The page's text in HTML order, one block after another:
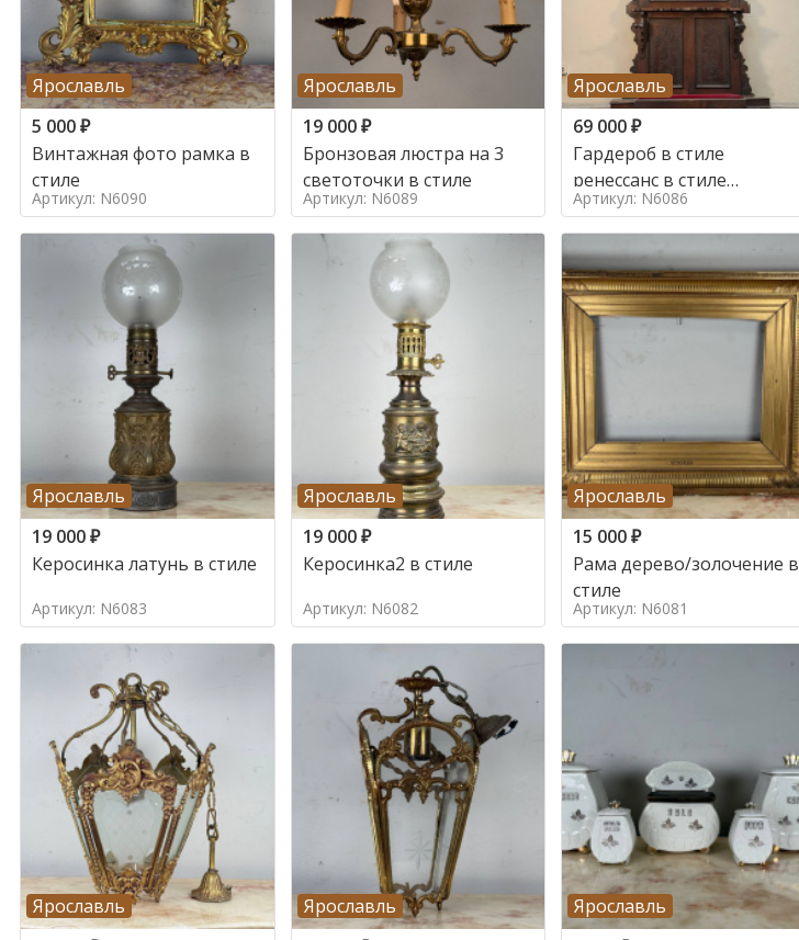
Ярославль
5 000₽
Винтажная фото рамка в
стиле
Артикул: N6090
Ярославль
19 000₽
Бронзовая люстра на 3
светоточки в стиле
Артикул: N6089
Ярославль
69 000₽
Гардероб в стиле
ренессанс в стиле
ренессанс,
Артикул: N6086
Ярославль
19 000₽
Керосинка латунь в стиле
Артикул: N6083
Ярославль
19 000₽
Керосинка2 в стиле
Артикул: N6082
Ярославль
15 000₽
Рама дерево/золочение в
стиле
Артикул: N6081
Ярославль
Ярославль
Ярославль